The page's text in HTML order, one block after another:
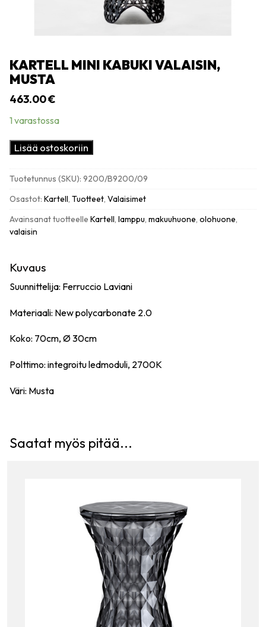
KARTELL MINI KABUKI VALAISIN,
MUSTA
463.00€
1 varastossa
Kartell
Mini
valaisin,
musta
Lisää ostoskoriin
Tuotetunnus (SKU): 9200/B9200/09
Osastot: Kartell, Tuotteet, Valaisimet
Avainsanat tuotteelle Kartell, lamppu, makuuhuone, olohuone,
valaisin
Kuvaus
Suunnittelija: Ferruccio Laviani
Materiaali: New polycarbonate 2.0
Koko: 70cm, Ø 30cm
Polttimo: integroitu ledmoduli, 2700K
Väri: Musta
Saatat myös pitää...